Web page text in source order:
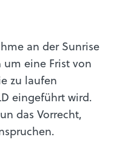
an der Sunrise
eine Frist von
zu laufen
eingeführt wird.
das Vorrecht,